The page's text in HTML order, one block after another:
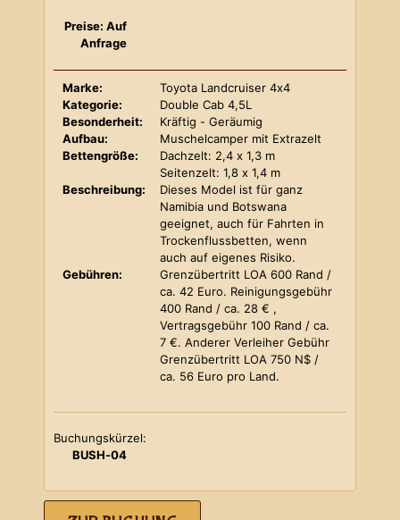
Preise: Auf
Anfrage
Marke:
Toyota Landcruiser 4x4
Kategorie:
Double Cab 4,5L
Besonderheit:
Kräftig - Geräumig
Aufbau:
Muschelcamper mit Extrazelt
Bettengröße:
Dachzelt: 2,4 x 1,3 m
Seitenzelt: 1,8 x 1,4 m
Beschreibung:
Dieses Model ist für ganz
Namibia und Botswana
geeignet, auch für Fahrten in
Trockenflussbetten, wenn
auch auf eigenes Risiko.
Gebühren:
Grenzübertritt LOA 600 Rand /
ca. 42 Euro. Reinigungsgebühr
400 Rand / ca. 28 € ,
Vertragsgebühr 100 Rand / ca.
7 €. Anderer Verleiher Gebühr
Grenzübertritt LOA 750 N$ /
ca. 56 Euro pro Land.
Buchungskürzel:
BUSH-04